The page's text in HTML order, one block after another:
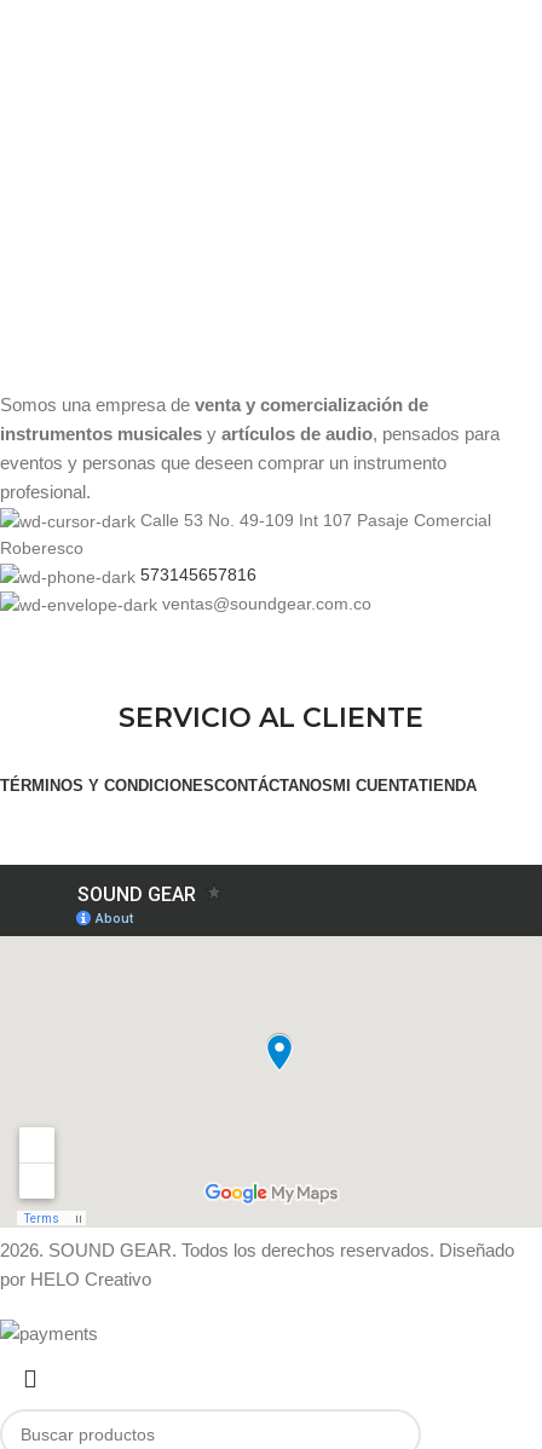
Somos una empresa de venta y comercialización de
instrumentos musicales y artículos de audio, pensados para
eventos y personas que deseen comprar un instrumento
profesional.
Calle 53 No. 49-109 Int 107 Pasaje Comercial
Roberesco
573145657816
ventas@soundgear.com.co
SERVICIO AL CLIENTE
TÉRMINOS Y CONDICIONESCONTÁCTANOS MI CUENTATIENDA
2026. SOUND GEAR. Todos los derechos reservados. Diseñado
por HELO Creativo